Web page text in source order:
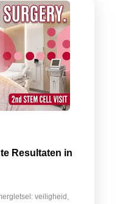
Resultaten in
veiligheid,